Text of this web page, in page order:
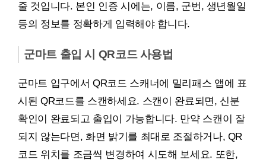
줄 것입니다. 본인 인증 시에는, 이름, 군번, 생년월일
등의 정보를 정확하게 입력해야 합니다.
군마트 출입 시 QR코드 사용법
군마트 입구에서 QR코드 스캐너에 밀리패스 앱에 표
시된 QR코드를 스캔하세요. 스캔이 완료되면, 신분
확인이 완료되고 출입이 가능합니다. 만약 스캔이 잘
되지 않는다면, 화면 밝기를 최대로 조절하거나, QR
코드 위치를 조금씩 변경하여 시도해 보세요. 또한,